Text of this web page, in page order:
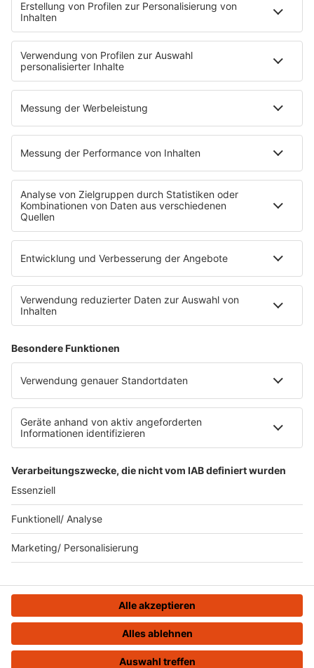
EMPFANG
Übersicht
ROCK FM App
Partner
radio.de
Phonostar
REGENBOGEN 2
WERBUNG
Leistungen und Produkte
Mediadaten und Preisliste
Ansprechpartner
RECHTLICHES
Impressum
Datenschutzeinstellungen
Datenverarbeitung bei Gewinnspielen
Teilnahmebedingungen
Gewinnspielregeln Social Media
KI-Leitlinie
KI-Leitlinie
© ROCK FM - Eine Marke der Audiotainment Südwest GmbH &
Co. KG